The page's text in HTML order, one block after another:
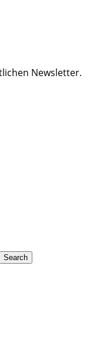
Newsletter.